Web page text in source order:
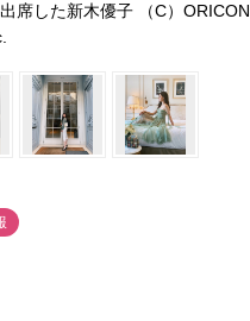
席した新木優子 （C）ORICON